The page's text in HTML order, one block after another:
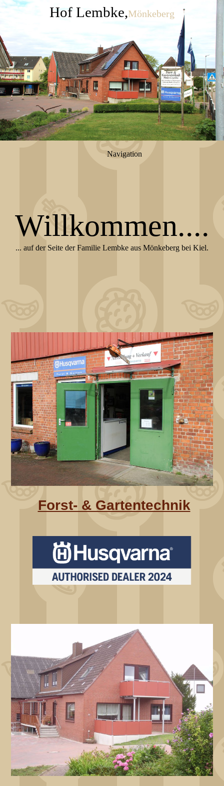
Hof Lembke,Mönkeberg
Navigation
Willkommen....
... auf der Seite der Familie Lembke aus Mönkeberg bei Kiel.
Forst- & Gartentechnik